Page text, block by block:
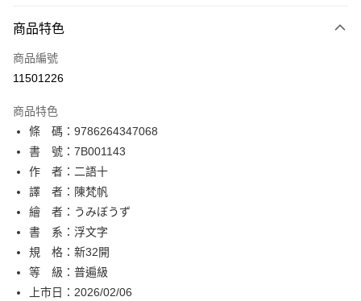
信用卡一次付款
超商取貨付款
相關說明
【關於「AFTEE先享後付」】
AFTEE先享後付是「在收到商品之後才付款」的支付方式。 讓您購物簡單
便利好安心！
１．簡單：不需註冊會員、不需綁卡、不需儲值。
２．便利：只要手機號碼，簡訊認證，即可結帳。
３．安心：先確認商品／服務後，再付款。
【「AFTEE先享後付」結帳流程】
１．於結帳方式選擇「AFTEE先享後付」後，將跳轉至「AFTEE先享後付」
結帳頁面，進行簡訊認證並確認金額後，即可完成結帳。
２．訂單成立數日內，您將收到繳費通知簡訊。
３．收到繳費通知簡訊後14天內，點擊此簡訊中的連結，可透過四大超商／
ATM付款
運送方式
全家取貨付款
每筆NT$80，滿NT$500(含以上)免運費
付款後全家取貨
每筆NT$80，滿NT$500(含以上)免運費
商品特色
商品編號
11501226
商品特色
條 碼：9786264347068
書 號：7B001143
作 者：二語十
譯 者：陳梵帆
繪 者：うみぼうず
書 系：浮文字
規 格：新32開
等 級：普遍級
上市日：2026/02/06